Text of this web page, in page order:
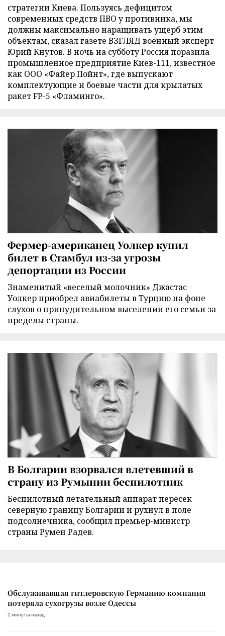
стратегии Киева. Пользуясь дефицитом
современных средств ПВО у противника, мы
должны максимально наращивать ущерб этим
объектам, сказал газете ВЗГЛЯД военный эксперт
Юрий Кнутов. В ночь на субботу Россия поразила
промышленное предприятие Киев-111, известное
как ООО «Файер Пойнт», где выпускают
комплектующие и боевые части для крылатых
ракет FP-5 «Фламинго».
Фермер-американец Уолкер купил
билет в Стамбул из-за угрозы
депортации из России
Знаменитый «веселый молочник» Джастас
Уолкер приобрел авиабилеты в Турцию на фоне
слухов о принудительном выселении его семьи за
пределы страны.
В Болгарии взорвался влетевший в
страну из Румынии беспилотник
Беспилотный летательный аппарат пересек
северную границу Болгарии и рухнул в поле
подсолнечника, сообщил премьер-министр
страны Румен Радев.
Обслуживавшая гитлеровскую Германию компания
потеряла сухогрузы возле Одессы
2 минуты назад